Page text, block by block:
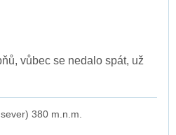
vůbec se nedalo spát, už
380 m.n.m.